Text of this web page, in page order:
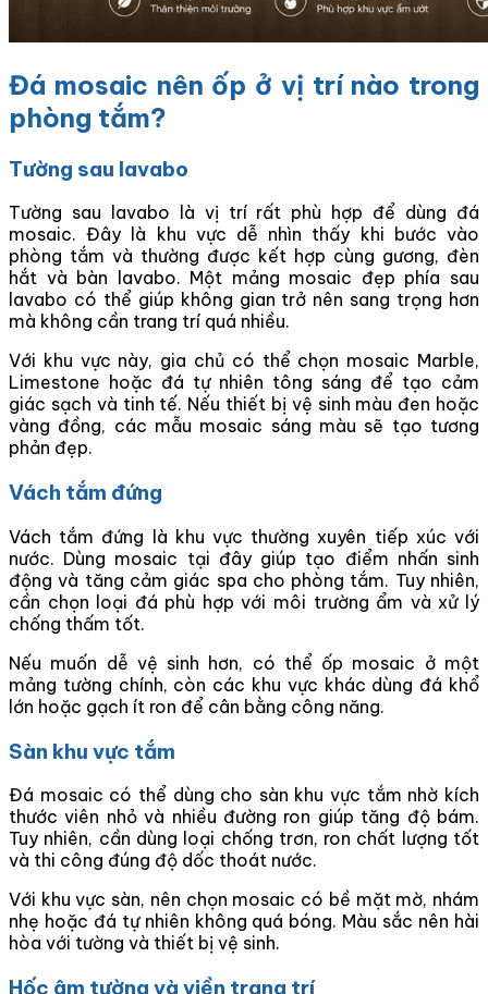
Đá mosaic nên ốp ở vị trí nào trong
phòng tắm?
Tường sau lavabo
Tường sau lavabo là vị trí rất phù hợp để dùng đá
mosaic. Đây là khu vực dễ nhìn thấy khi bước vào
phòng tắm và thường được kết hợp cùng gương, đèn
hắt và bàn lavabo. Một mảng mosaic đẹp phía sau
lavabo có thể giúp không gian trở nên sang trọng hơn
mà không cần trang trí quá nhiều.
Với khu vực này, gia chủ có thể chọn mosaic Marble,
Limestone hoặc đá tự nhiên tông sáng để tạo cảm
giác sạch và tinh tế. Nếu thiết bị vệ sinh màu đen hoặc
vàng đồng, các mẫu mosaic sáng màu sẽ tạo tương
phản đẹp.
Vách tắm đứng
Vách tắm đứng là khu vực thường xuyên tiếp xúc với
nước. Dùng mosaic tại đây giúp tạo điểm nhấn sinh
động và tăng cảm giác spa cho phòng tắm. Tuy nhiên,
cần chọn loại đá phù hợp với môi trường ẩm và xử lý
chống thấm tốt.
Nếu muốn dễ vệ sinh hơn, có thể ốp mosaic ở một
mảng tường chính, còn các khu vực khác dùng đá khổ
lớn hoặc gạch ít ron để cân bằng công năng.
Sàn khu vực tắm
Đá mosaic có thể dùng cho sàn khu vực tắm nhờ kích
thước viên nhỏ và nhiều đường ron giúp tăng độ bám.
Tuy nhiên, cần dùng loại chống trơn, ron chất lượng tốt
và thi công đúng độ dốc thoát nước.
Với khu vực sàn, nên chọn mosaic có bề mặt mờ, nhám
nhẹ hoặc đá tự nhiên không quá bóng. Màu sắc nên hài
hòa với tường và thiết bị vệ sinh.
Hốc âm tường và viền trang trí